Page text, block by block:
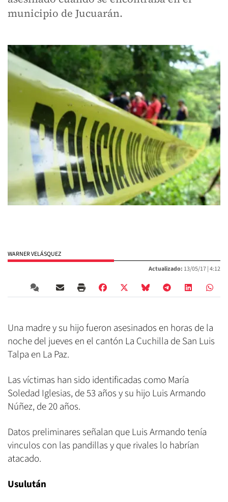
municipio de Jucuarán.
WARNER VELÁSQUEZ
Actualizado: 13/05/17 |4:12
Una madre y su hijo fueron asesinados en horas de la
noche del jueves en el cantón La Cuchilla de San Luis
Talpa en La Paz.
Las víctimas han sido identificadas como María
Soledad Iglesias, de 53 años y su hijo Luis Armando
Núñez, de 20 años.
Datos preliminares señalan que Luis Armando tenía
vinculos con las pandillas y que rivales lo habrían
atacado.
Usulután